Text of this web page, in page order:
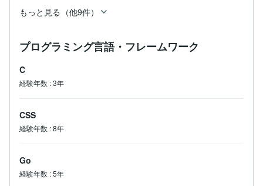
もっと見る（他9件）
プログラミング言語・フレームワーク
C
経験年数 :3年
CSS
経験年数 :8年
Go
経験年数 :5年